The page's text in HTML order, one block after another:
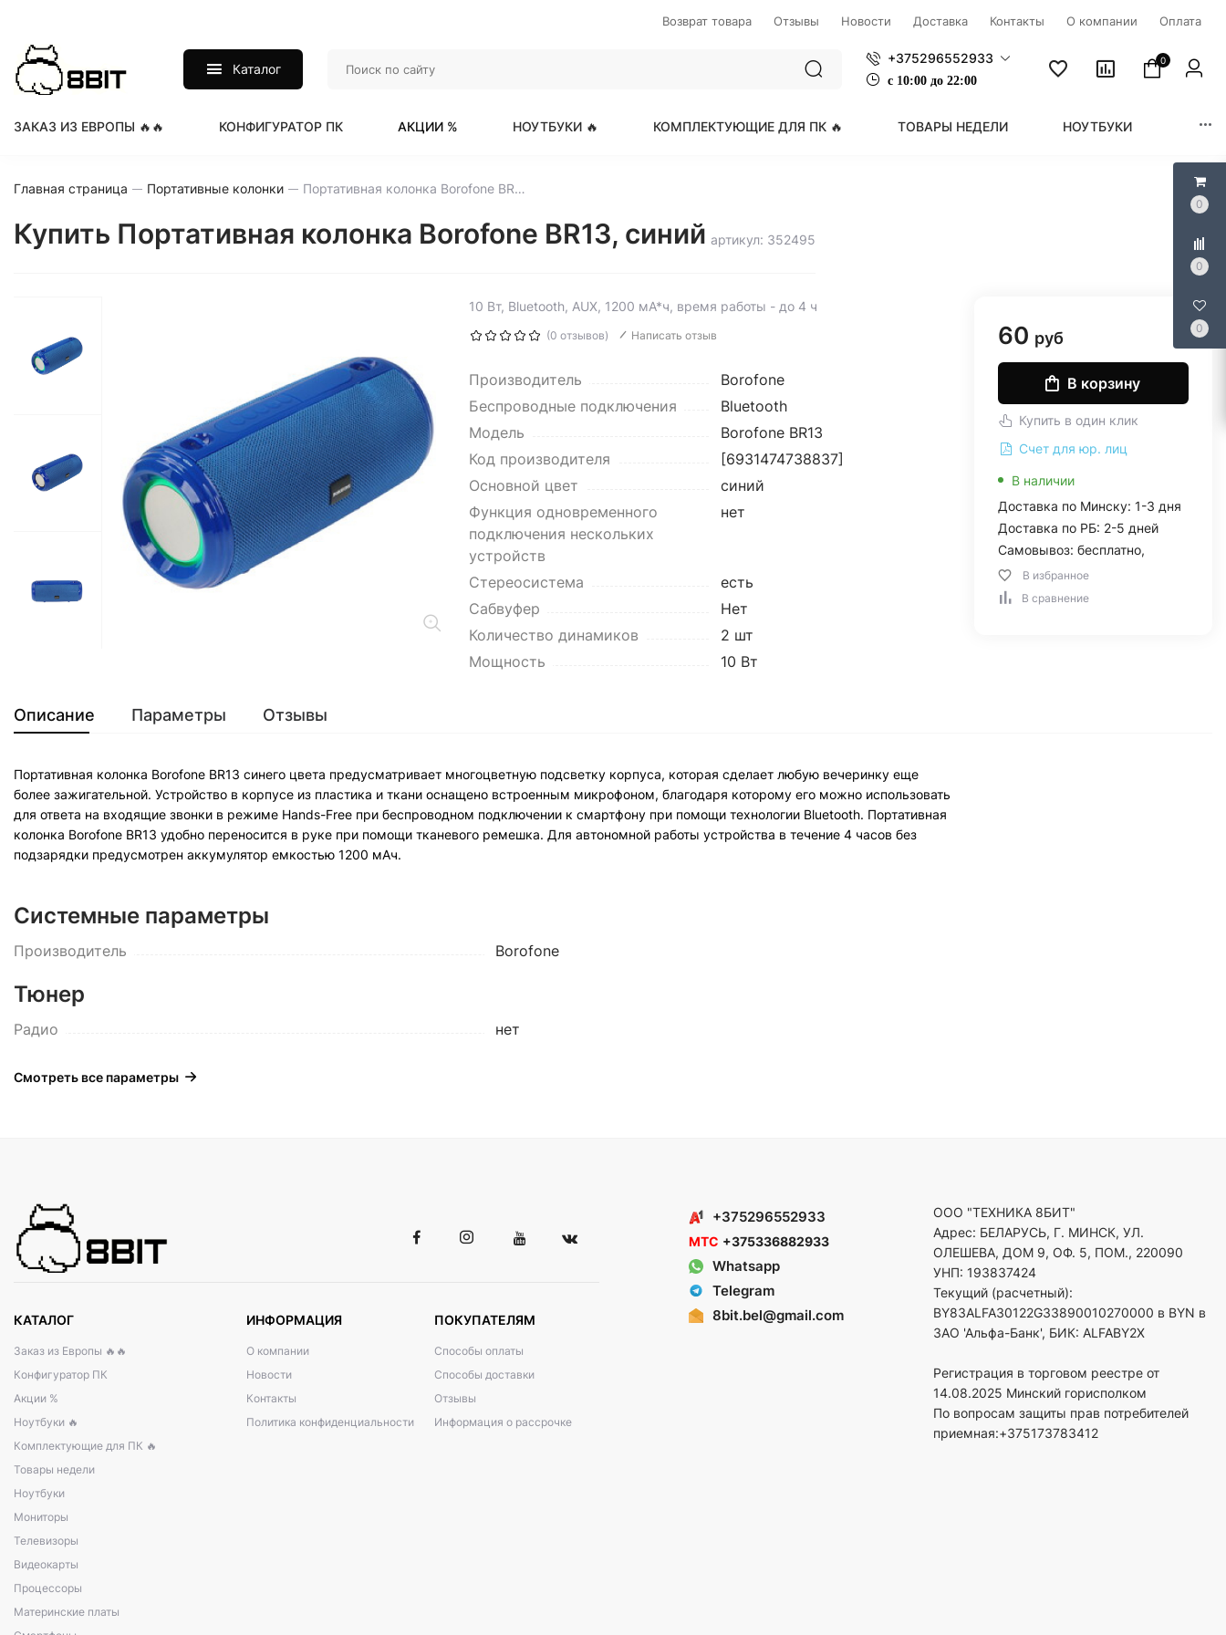
0
0
0
Возврат товара Отзывы Новости Доставка Контакты О компании Оплата
Каталог
+375296552933
с 1 0:00 до 22:00
0
ЗАКАЗ ИЗ ЕВРОПЫ 🔥🔥 КОНФИГУРАТОР ПК АКЦИИ % НОУТБУКИ 🔥 КОМПЛЕКТУЮЩИЕ ДЛЯ ПК 🔥 ТОВАРЫ НЕДЕЛИ НОУТБУКИ
Главная страница Портативные колонки Портативная колонка Borofone BR13, синий
Купить Портативная колонка Borofone BR13, синий артикул: 352495
10 Вт, Bluetooth, AUX, 1200 мА*ч, время работы - до 4 ч
(0 отзывов) Написать отзыв
Производитель
Borofone
Беспроводные подключения
Bluetooth
Модель
Borofone BR13
Код производителя
[6931474738837]
Основной цвет
синий
Функция одновременного
подключения нескольких
устройств
нет
Стереосистема
есть
Сабвуфер
Нет
Количество динамиков
2 шт
Мощность
10 Вт
60 руб
В корзину
Купить в один клик
Счет для юр. лиц
В наличии
Доставка по Минску: 1-3 дня
Доставка по РБ: 2-5 дней
Самовывоз: бесплатно,
В избранное
В сравнение
Описание Параметры Отзывы
Портативная колонка Borofone BR13 синего цвета предусматривает многоцветную подсветку корпуса, которая сделает любую вечеринку еще
более зажигательной. Устройство в корпусе из пластика и ткани оснащено встроенным микрофоном, благодаря которому его можно использовать
для ответа на входящие звонки в режиме Hands-Free при беспроводном подключении к смартфону при помощи технологии Bluetooth. Портативная
колонка Borofone BR13 удобно переносится в руке при помощи тканевого ремешка. Для автономной работы устройства в течение 4 часов без
подзарядки предусмотрен аккумулятор емкостью 1200 мАч.
Системные параметры
Производитель Borofone
Тюнер
Радио нет
Смотреть все параметры
КАТАЛОГ
Заказ из Европы 🔥🔥
Конфигуратор ПК
Акции %
Ноутбуки 🔥
Комплектующие для ПК 🔥
Товары недели
Ноутбуки
Мониторы
Телевизоры
Видеокарты
Процессоры
Материнские платы
ИНФОРМАЦИЯ
О компании
Новости
Контакты
Политика конфиденциальности
ПОКУПАТЕЛЯМ
Способы оплаты
Способы доставки
Отзывы
Информация о рассрочке
+375296552933
МТС +375336882933
Whatsapp
Telegram
8bit.bel@gmail.com
ООО "ТЕХНИКА 8БИТ"
Адрес: БЕЛАРУСЬ, Г. МИНСК, УЛ.
ОЛЕШЕВА, ДОМ 9, ОФ. 5, ПОМ., 220090
УНП: 193837424
Текущий (расчетный):
BY83ALFA30122G33890010270000 в BYN в
ЗАО 'Альфа-Банк', БИК: ALFABY2X
Регистрация в торговом реестре от
14.08.2025 Минский горисполком
По вопросам защиты прав потребителей
приемная:+375173783412